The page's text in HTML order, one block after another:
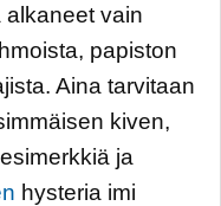
vain
papiston
Aina tarvitaan
kiven,
ja
hysteria imi